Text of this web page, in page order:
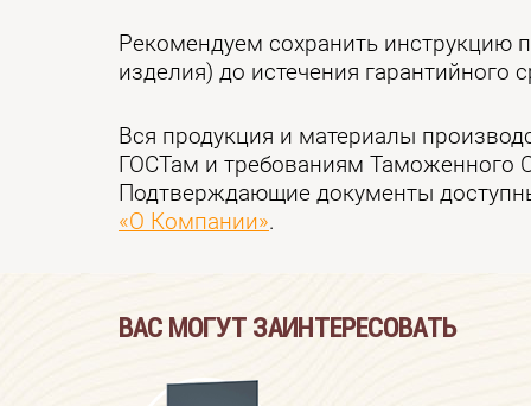
Рекомендуем сохранить инструкцию
изделия) до истечения гарантийного
Вся продукция и материалы
ГОСТам и требованиям Таможенного
Подтверждающие документы
«О Компании».
ВАС МОГУТ ЗАИНТЕРЕСОВАТЬ